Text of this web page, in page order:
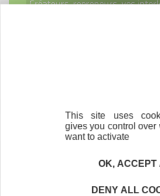
Créateurs, repreneurs, vos
Vous souhaitez aider de
entrepreneurs ?
Devenez parrain ou marraine
This site uses
gives you control over
want to activate
OK, ACCEPT
DENY ALL